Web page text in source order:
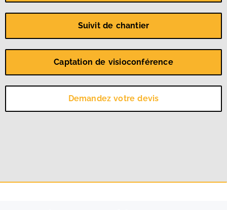
Suivit de chantier
Captation de visioconférence
Demandez votre devis